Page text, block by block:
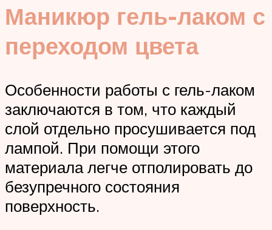
Маникюр гель-лаком с
переходом цвета
Особенности работы с гель-лаком
заключаются в том, что каждый
слой отдельно просушивается под
лампой. При помощи этого
материала легче отполировать до
безупречного состояния
поверхность.